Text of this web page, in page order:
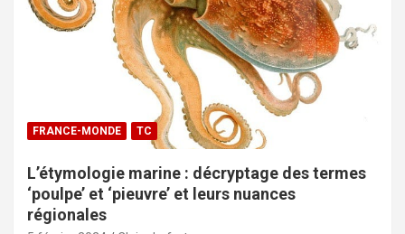
FRANCE-MONDE TC
L’étymologie marine : décryptage des termes
‘poulpe’ et ‘pieuvre’ et leurs nuances
régionales